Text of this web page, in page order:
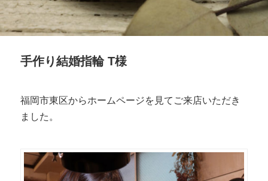
手作り結婚指輪 T様
福岡市東区からホームページを見てご来店いただき
ました。